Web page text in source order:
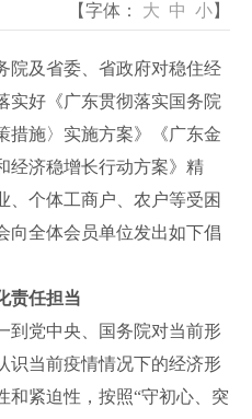
【字体： 大 中 小】
院及省委、省政府对稳住经
实好《广东贯彻落实国务院
措施〉实施方案》《广东金
经济稳增长行动方案》精
、个体工商户、农户等受困
向全体会员单位发出如下倡
责任担当
党中央、国务院对当前形
识当前疫情情况下的经济形
和紧迫性，按照“守初心、突